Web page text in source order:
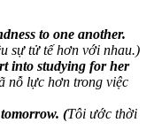
to one another.
sự tử tế hơn với nhau.)
into studying for her
nỗ lực hơn trong việc
(Tôi ước thời